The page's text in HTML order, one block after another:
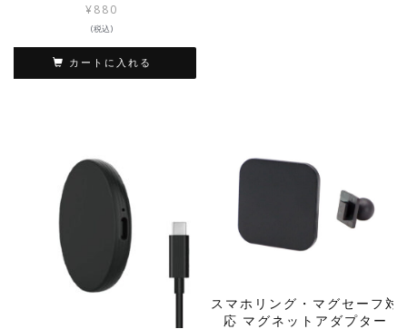
¥880
(税込)
カートに入れる
スマホリング・マグセーフ対
応 マグネットアダプター